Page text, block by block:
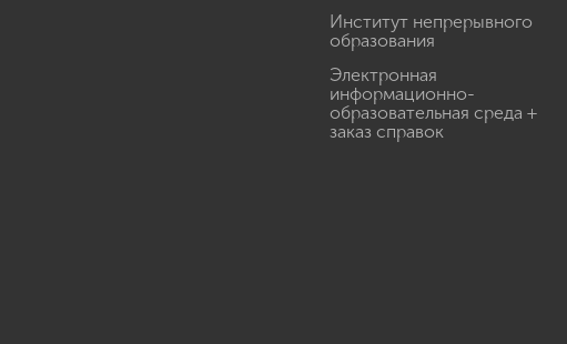
Институт непрерывного
образования
Электронная
информационно-
образовательная среда +
заказ справок